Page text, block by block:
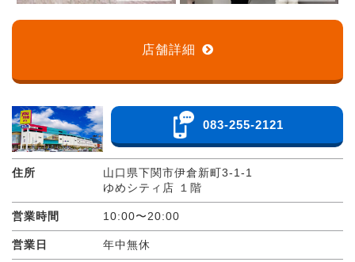
店舗詳細
083-255-2121
住所
山口県下関市伊倉新町3-1-1
ゆめシティ店 １階
営業時間 10:00〜20:00
営業日 年中無休